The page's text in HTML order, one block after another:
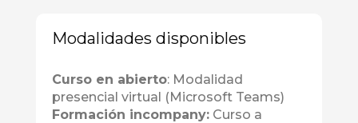
Modalidades disponibles
Curso en abierto: Modalidad
presencial virtual (Microsoft Teams)
Formación incompany: Curso a